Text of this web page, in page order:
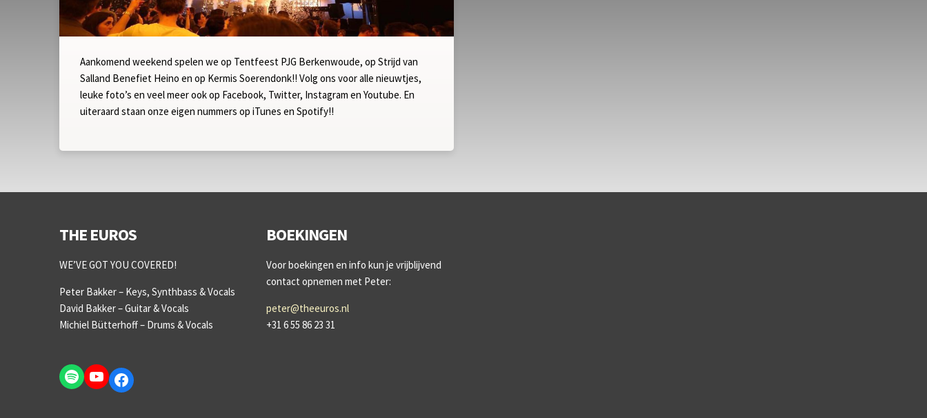
Aankomend weekend spelen we op Tentfeest PJG Berkenwoude, op Strijd van
Salland Benefiet Heino en op Kermis Soerendonk!! Volg ons voor alle nieuwtjes,
leuke foto’s en veel meer ook op Facebook, Twitter, Instagram en Youtube. En
uiteraard staan onze eigen nummers op iTunes en Spotify!!
THE EUROS
WE’VE GOT YOU COVERED!
Peter Bakker – Keys, Synthbass & Vocals
David Bakker – Guitar & Vocals
Michiel Bütterhoff – Drums & Vocals
SpotifyYouTubeFacebook
BOEKINGEN
Voor boekingen en info kun je vrijblijvend
contact opnemen met Peter:
peter@theeuros.nl
+31 6 55 86 23 31